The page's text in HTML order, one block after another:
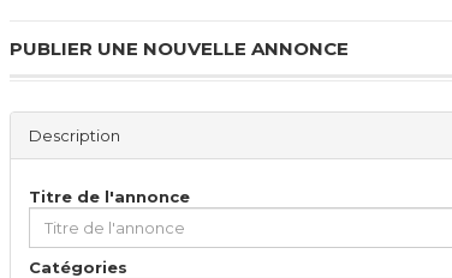
PUBLIER UNE NOUVELLE ANNONCE
Description
Titre de l'annonce
Catégories